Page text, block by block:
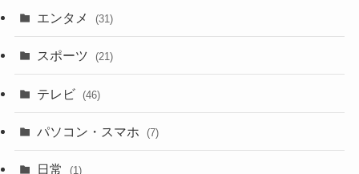
エンタメ (31)
スポーツ (21)
テレビ (46)
パソコン・スマホ (7)
日常 (1)